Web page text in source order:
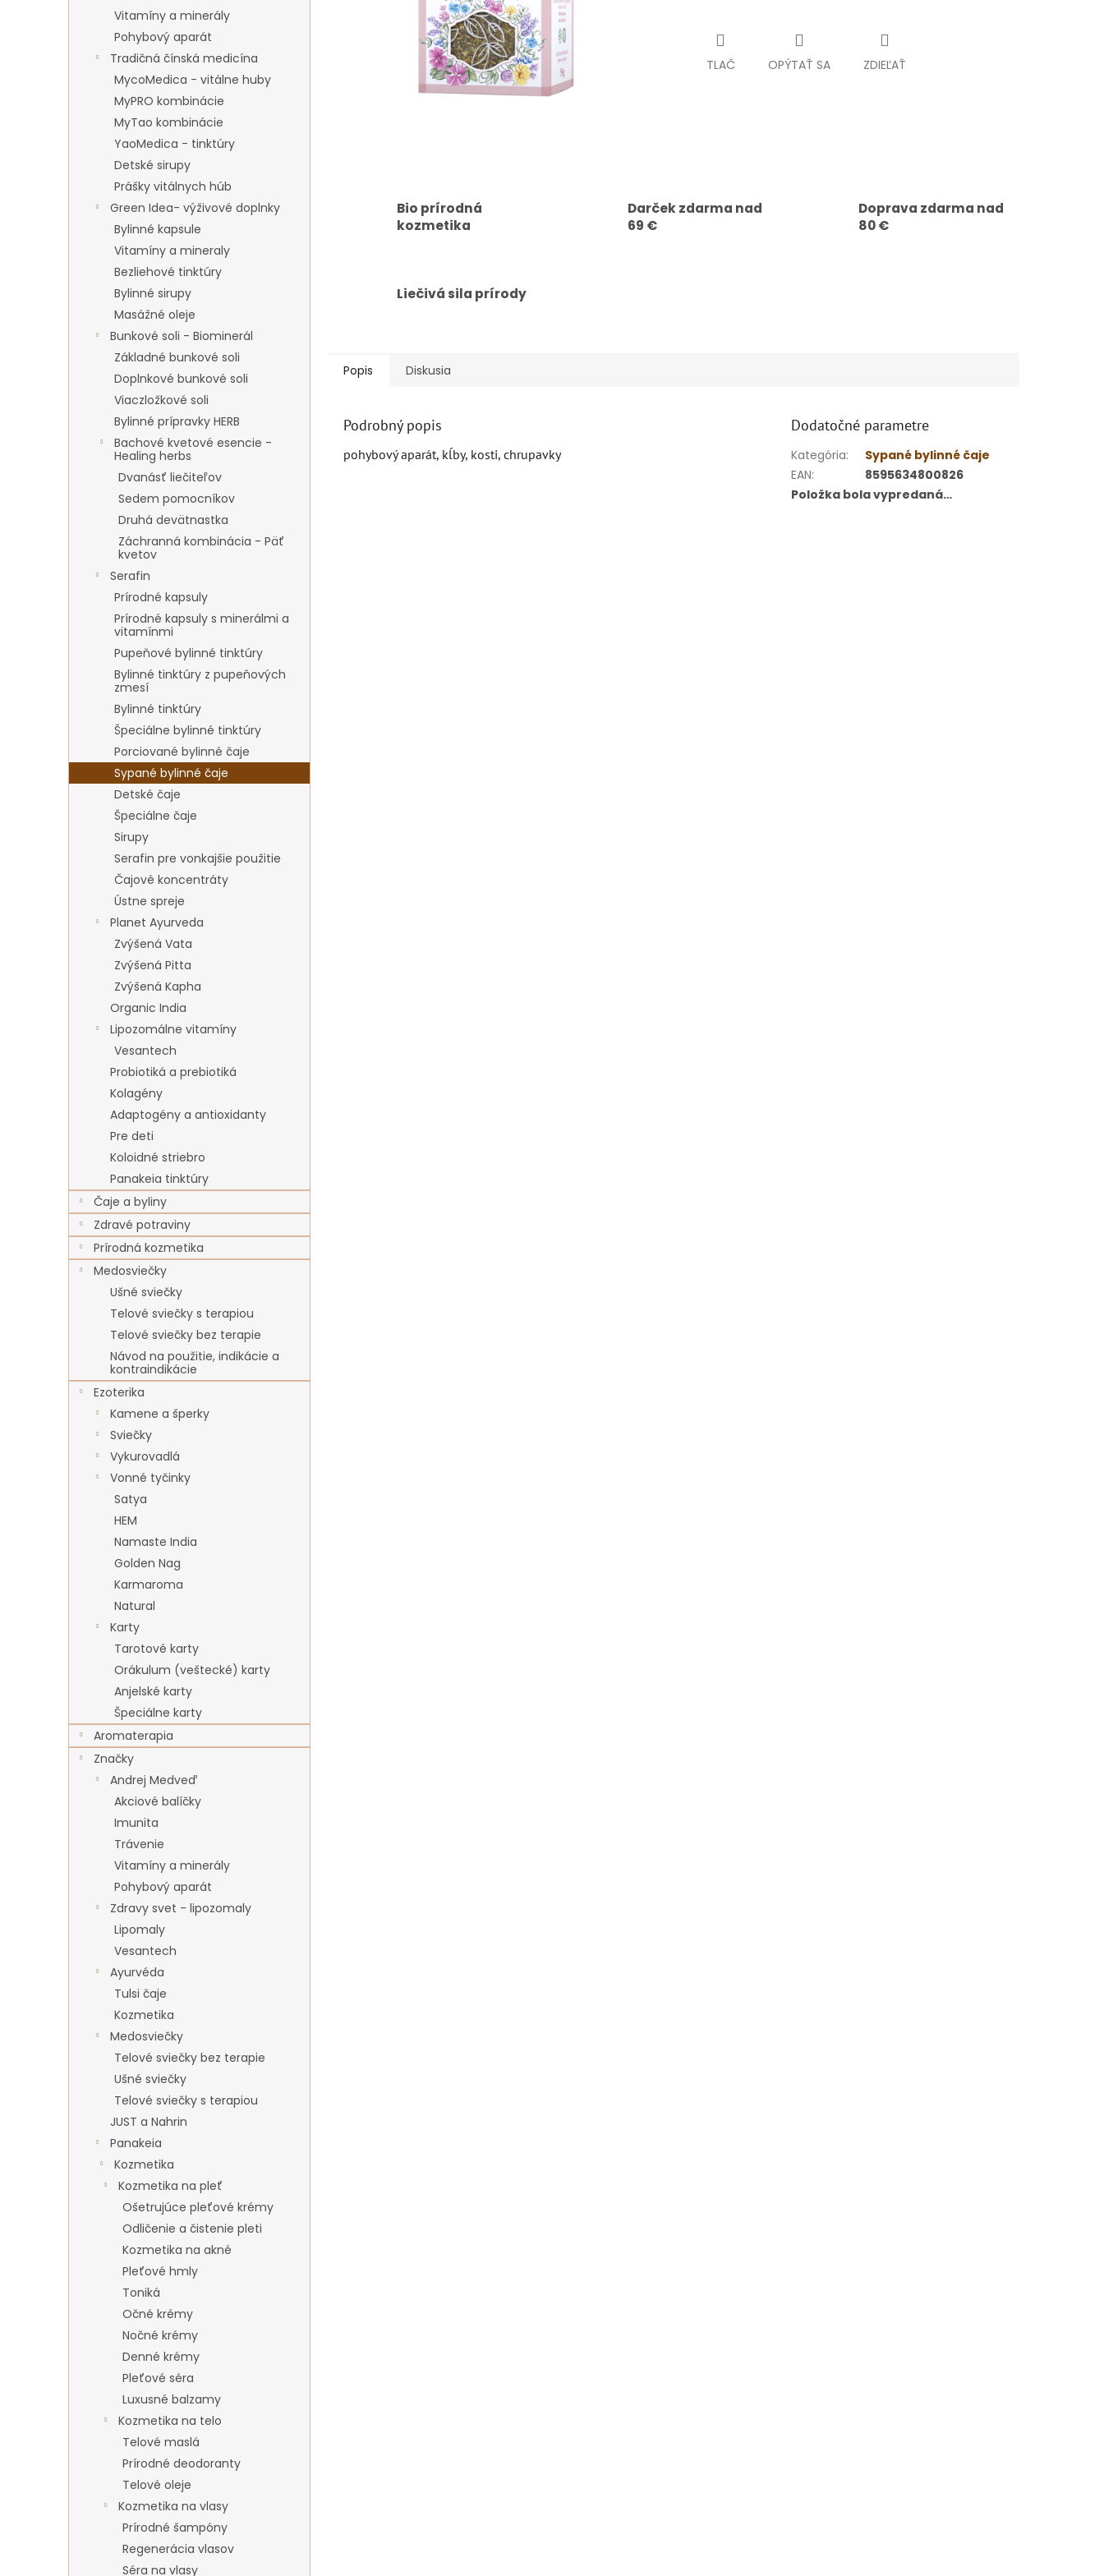
Vitamíny a minerály
Pohybový aparát
Tradičná čínská medicína
MycoMedica - vitálne huby
MyPRO kombinácie
MyTao kombinácie
YaoMedica - tinktúry
Detské sirupy
Prášky vitálnych húb
Green Idea- výživové doplnky
Bylinné kapsule
Vitamíny a mineraly
Bezliehové tinktúry
Bylinné sirupy
Masážné oleje
Bunkové soli - Biominerál
Základné bunkové soli
Doplnkové bunkové soli
Viaczložkové soli
Bylinné prípravky HERB
Bachové kvetové esencie -
Healing herbs
Dvanásť liečiteľov
Sedem pomocníkov
Druhá devätnastka
Záchranná kombinácia - Päť
kvetov
Serafin
Prírodné kapsuly
Prírodné kapsuly s minerálmi a
vitamínmi
Pupeňové bylinné tinktúry
Bylinné tinktúry z pupeňových
zmesí
Bylinné tinktúry
Špeciálne bylinné tinktúry
Porciované bylinné čaje
Sypané bylinné čaje
Detské čaje
Špeciálne čaje
Sirupy
Serafin pre vonkajšie použitie
Čajové koncentráty
Ústne spreje
Planet Ayurveda
Zvýšená Vata
Zvýšená Pitta
Zvýšená Kapha
Organic India
Lipozomálne vitamíny
Vesantech
Probiotiká a prebiotiká
Kolagény
Adaptogény a antioxidanty
Pre deti
Koloidné striebro
Panakeia tinktúry
Čaje a byliny
Zdravé potraviny
Prírodná kozmetika
Medosviečky
Ušné sviečky
Telové sviečky s terapiou
Telové sviečky bez terapie
Návod na použitie, indikácie a
kontraindikácie
Ezoterika
Kamene a šperky
Sviečky
Vykurovadlá
Vonné tyčinky
Satya
HEM
Namaste India
Golden Nag
Karmaroma
Natural
Karty
Tarotové karty
Orákulum (veštecké) karty
Anjelské karty
Špeciálne karty
Aromaterapia
Značky
Andrej Medveď
Akciové balíčky
Imunita
Trávenie
Vitamíny a minerály
Pohybový aparát
Zdravy svet - lipozomaly
Lipomaly
Vesantech
Ayurvéda
Tulsi čaje
Kozmetika
Medosviečky
Telové sviečky bez terapie
Ušné sviečky
Telové sviečky s terapiou
JUST a Nahrin
Panakeia
Kozmetika
Kozmetika na pleť
Ošetrujúce pleťové krémy
Odličenie a čistenie pleti
Kozmetika na akné
Pleťové hmly
Toniká
Očné krémy
Nočné krémy
Denné krémy
Pleťové séra
Luxusné balzamy
Kozmetika na telo
Telové maslá
Prírodné deodoranty
Telové oleje
Kozmetika na vlasy
Prírodné šampóny
Regenerácia vlasov
Séra na vlasy
TLAČ OPÝTAŤ SA ZDIEĽAŤ
Bio prírodná
kozmetika
Darček zdarma nad
69 €
Doprava zdarma nad
80 €
Liečivá sila prírody
Popis Diskusia
Podrobný popis
pohybový aparát, kĺby, kosti, chrupavky
Dodatočné parametre
Kategória:
Sypané bylinné čaje
EAN:
8595634800826
Položka bola vypredaná…